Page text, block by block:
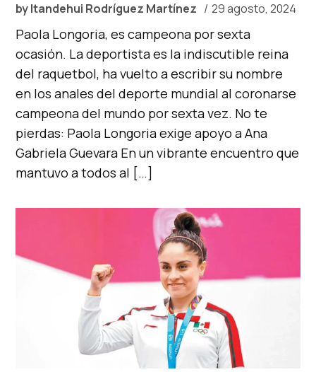
byItandehui Rodríguez Martínez 29 agosto, 2024
Paola Longoria, es campeona por sexta
ocasión. La deportista es la indiscutible reina
del raquetbol, ha vuelto a escribir su nombre
en los anales del deporte mundial al coronarse
campeona del mundo por sexta vez. No te
pierdas: Paola Longoria exige apoyo a Ana
Gabriela Guevara En un vibrante encuentro que
mantuvo a todos al […]